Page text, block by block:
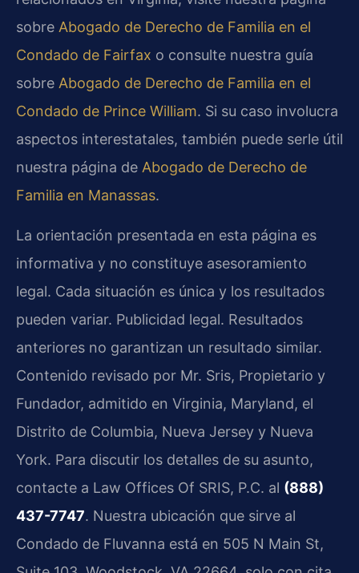
sobre Abogado de Derecho de Familia en el
Condado de Fairfax o consulte nuestra guía
sobre Abogado de Derecho de Familia en el
Condado de Prince William. Si su caso involucra
aspectos interestatales, también puede serle útil
nuestra página de Abogado de Derecho de
Familia en Manassas.
La orientación presentada en esta página es
informativa y no constituye asesoramiento
legal. Cada situación es única y los resultados
pueden variar. Publicidad legal. Resultados
anteriores no garantizan un resultado similar.
Contenido revisado por Mr. Sris, Propietario y
Fundador, admitido en Virginia, Maryland, el
Distrito de Columbia, Nueva Jersey y Nueva
York. Para discutir los detalles de su asunto,
contacte a Law Offices Of SRIS, P.C. al (888)
437-7747. Nuestra ubicación que sirve al
Condado de Fluvanna está en 505 N Main St,